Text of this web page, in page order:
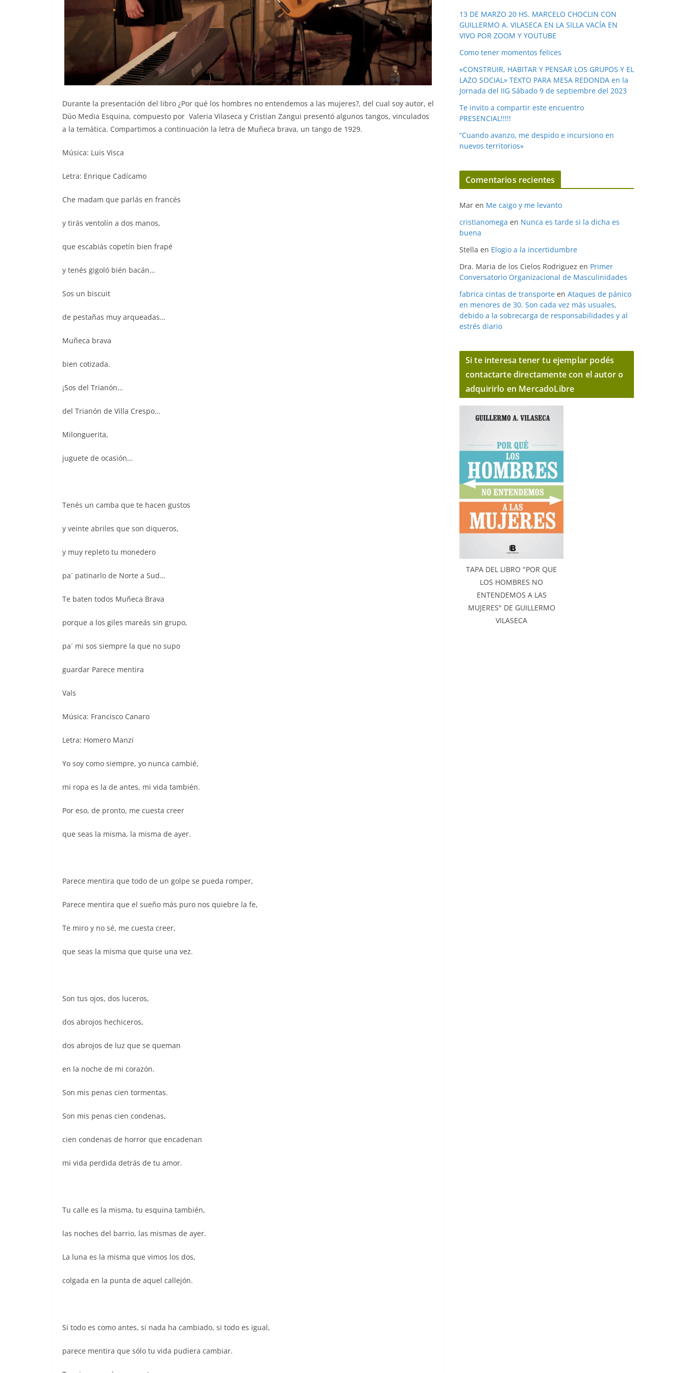
Durante la presentación del libro ¿Por qué los hombres no entendemos a las mujeres?, del cual soy autor, el
Dúo Media Esquina, compuesto por Valeria Vilaseca y Cristian Zangui presentó algunos tangos, vinculados
a la temática. Compartimos a continuación la letra de Muñeca brava, un tango de 1929.
Música: Luis Visca
Letra: Enrique Cadícamo
Che madam que parlás en francés
y tirás ventolín a dos manos,
que escabiás copetín bien frapé
y tenés gigoló bién bacán…
Sos un biscuit
de pestañas muy arqueadas…
Muñeca brava
bien cotizada.
¡Sos del Trianón…
del Trianón de Villa Crespo…
Milonguerita,
juguete de ocasión…
Tenés un camba que te hacen gustos
y veinte abriles que son diqueros,
y muy repleto tu monedero
pa´ patinarlo de Norte a Sud…
Te baten todos Muñeca Brava
porque a los giles mareás sin grupo,
pa´ mi sos siempre la que no supo
guardar Parece mentira
Vals
Música: Francisco Canaro
Letra: Homero Manzi
Yo soy como siempre, yo nunca cambié,
mi ropa es la de antes, mi vida también.
Por eso, de pronto, me cuesta creer
que seas la misma, la misma de ayer.
Parece mentira que todo de un golpe se pueda romper,
Parece mentira que el sueño más puro nos quiebre la fe,
Te miro y no sé, me cuesta creer,
que seas la misma que quise una vez.
Son tus ojos, dos luceros,
dos abrojos hechiceros,
dos abrojos de luz que se queman
en la noche de mi corazón.
Son mis penas cien tormentas.
Son mis penas cien condenas,
cien condenas de horror que encadenan
mi vida perdida detrás de tu amor.
Tu calle es la misma, tu esquina también,
las noches del barrio, las mismas de ayer.
La luna es la misma que vimos los dos,
colgada en la punta de aquel callejón.
Si todo es como antes, si nada ha cambiado, si todo es igual,
parece mentira que sólo tu vida pudiera cambiar.
í
d
e
o
13 DE MARZO 20 HS. MARCELO CHOCLIN CON
GUILLERMO A. VILASECA EN LA SILLA VACÍA EN
VIVO POR ZOOM Y YOUTUBE
Como tener momentos felices
«CONSTRUIR, HABITAR Y PENSAR LOS GRUPOS Y EL
LAZO SOCIAL» TEXTO PARA MESA REDONDA en la
Jornada del IIG Sábado 9 de septiembre del 2023
Te invito a compartir este encuentro
PRESENCIAL!!!!!
“Cuando avanzo, me despido e incursiono en
nuevos territorios»
Comentarios recientes
Mar en Me caigo y me levanto
cristianomega en Nunca es tarde si la dicha es
buena
Stella en Elogio a la incertidumbre
Dra. Maria de los Cielos Rodriguez en Primer
Conversatorio Organizacional de Masculinidades
fabrica cintas de transporte en Ataques de pánico
en menores de 30. Son cada vez más usuales,
debido a la sobrecarga de responsabilidades y al
estrés diario
Si te interesa tener tu ejemplar podés
contactarte directamente con el autor o
adquirirlo en MercadoLibre
TAPA DEL LIBRO "POR QUE
LOS HOMBRES NO
ENTENDEMOS A LAS
MUJERES" DE GUILLERMO
VILASECA